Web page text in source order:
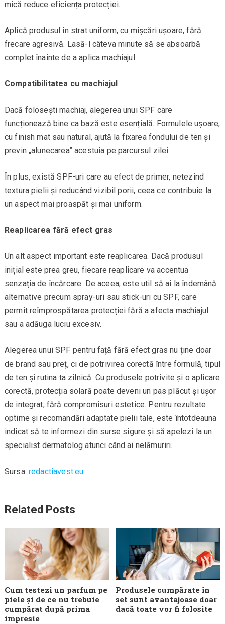
mică reduce eficiența protecției.
Aplică produsul în strat uniform, cu mișcări ușoare, fără
frecare agresivă. Lasă-l câteva minute să se absoarbă
complet înainte de a aplica machiajul.
Compatibilitatea cu machiajul
Dacă folosești machiaj, alegerea unui SPF care
funcționează bine ca bază este esențială. Formulele ușoare,
cu finish mat sau natural, ajută la fixarea fondului de ten și
previn „alunecarea” acestuia pe parcursul zilei.
În plus, există SPF-uri care au efect de primer, netezind
textura pielii și reducând vizibil porii, ceea ce contribuie la
un aspect mai proaspăt și mai uniform.
Reaplicarea fără efect gras
Un alt aspect important este reaplicarea. Dacă produsul
inițial este prea greu, fiecare reaplicare va accentua
senzația de încărcare. De aceea, este util să ai la îndemână
alternative precum spray-uri sau stick-uri cu SPF, care
permit reîmprospătarea protecției fără a afecta machiajul
sau a adăuga luciu excesiv.
Alegerea unui SPF pentru față fără efect gras nu ține doar
de brand sau preț, ci de potrivirea corectă între formulă, tipul
de ten și rutina ta zilnică. Cu produsele potrivite și o aplicare
corectă, protecția solară poate deveni un pas plăcut și ușor
de integrat, fără compromisuri estetice. Pentru rezultate
optime și recomandări adaptate pielii tale, este întotdeauna
indicat să te informezi din surse sigure și să apelezi la un
specialist dermatolog atunci când ai nelămuriri.
Sursa: redactiavest.eu
Related Posts
Cum testezi un parfum pe
piele și de ce nu trebuie
cumpărat după prima
impresie
Produsele cumpărate în
set sunt avantajoase doar
dacă toate vor fi folosite